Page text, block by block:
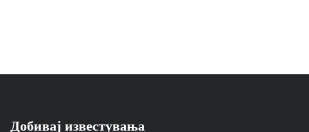
Добивај известувања